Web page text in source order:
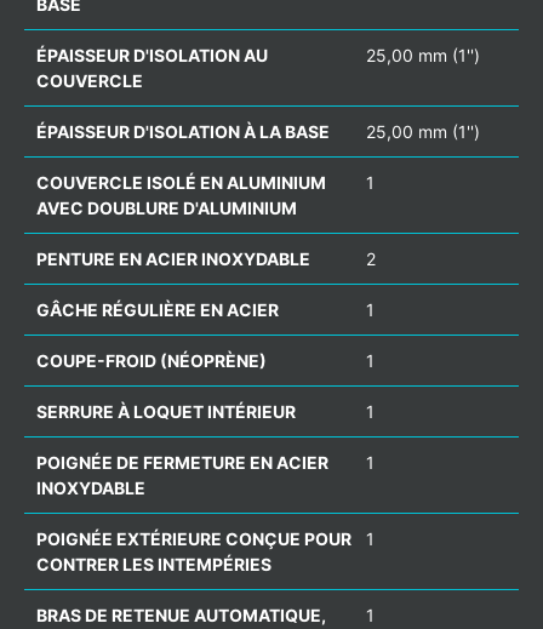
BASE
ÉPAISSEUR D'ISOLATION AU
COUVERCLE
25,00 mm (1'')
ÉPAISSEUR D'ISOLATION À LA BASE 25,00 mm (1'')
COUVERCLE ISOLÉ EN ALUMINIUM
AVEC DOUBLURE D'ALUMINIUM
1
PENTURE EN ACIER INOXYDABLE 2
GÂCHE RÉGULIÈRE EN ACIER 1
COUPE-FROID (NÉOPRÈNE) 1
SERRURE À LOQUET INTÉRIEUR 1
POIGNÉE DE FERMETURE EN ACIER
INOXYDABLE
1
POIGNÉE EXTÉRIEURE CONÇUE POUR
CONTRER LES INTEMPÉRIES
1
BRAS DE RETENUE AUTOMATIQUE,
1